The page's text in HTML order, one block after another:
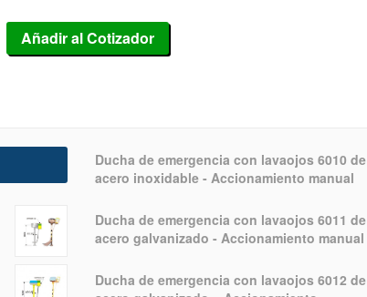
Añadir al Cotizador
Ducha de emergencia con lavaojos 6010 de
acero inoxidable - Accionamiento manual
Ducha de emergencia con lavaojos 6011 de
acero galvanizado - Accionamiento manual
Ducha de emergencia con lavaojos 6012 de